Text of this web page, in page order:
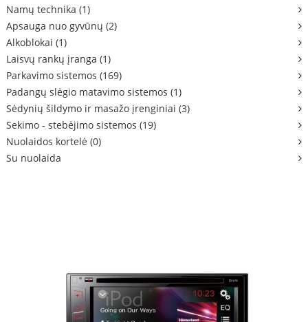
Namų technika (1)
Apsauga nuo gyvūnų (2)
Alkoblokai (1)
Laisvų rankų įranga (1)
Parkavimo sistemos (169)
Padangų slėgio matavimo sistemos (1)
Sėdynių šildymo ir masažo įrenginiai (3)
Sekimo - stebėjimo sistemos (19)
Nuolaidos kortelė (0)
Su nuolaida